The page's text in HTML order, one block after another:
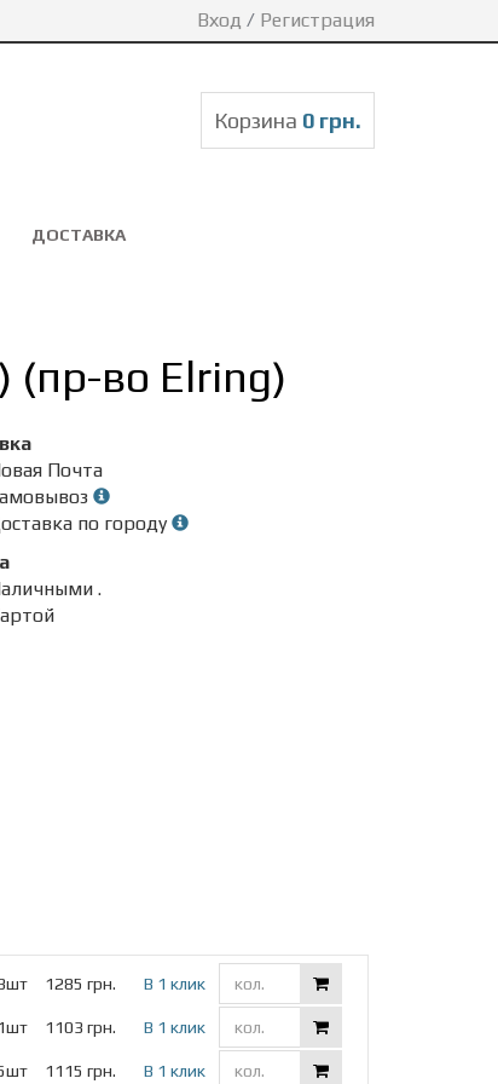
Вход / Регистрация
Корзина 0 грн.
ДОСТАВКА
(пр-во Elring)
Почта
по городу
.
1285 грн. В 1 клик
1103 грн. В 1 клик
1115 грн. В 1 клик